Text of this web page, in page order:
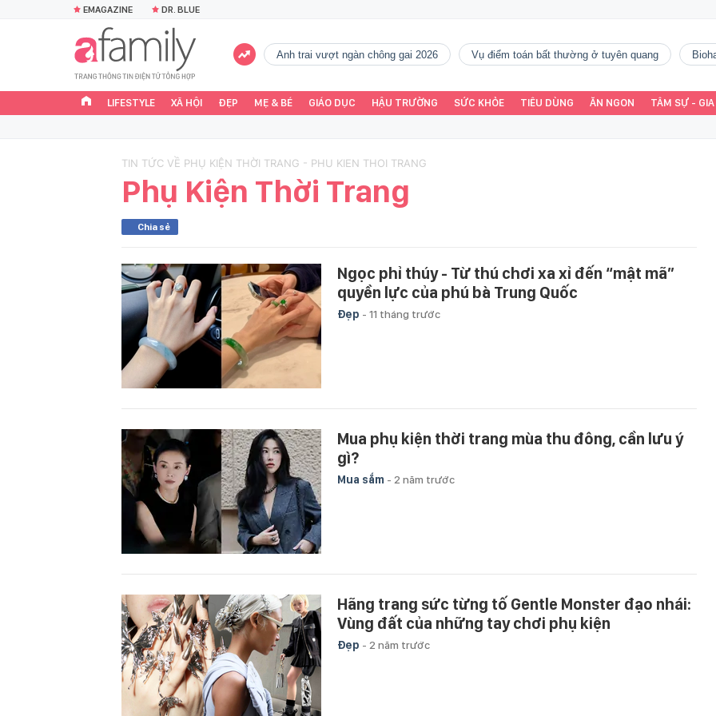
EMAGAZINE DR. BLUE
Anh trai vượt ngàn chông gai 2026 vụ điểm toán bất thường ở tuyên quang
LIFESTYLE XÃ HỘI ĐẸP MẸ & BÉ GIÁO DỤC HẬU TRƯỜNG SỨC KHỎE TIÊU DÙNG ĂN NGON TÂM SỰ -
TIN TỨC VỀ PHỤ KIỆN THỜI TRANG - PHU KIEN THOI TRANG
Phụ Kiện Thời Trang
Chia sẻ
Ngọc phỉ thúy - Từ thú chơi xa xỉ đến “mật mã”
quyền lực của phú bà Trung Quốc
Đẹp - 11 tháng trước
Mua phụ kiện thời trang mùa thu đông, cần lưu ý
gì?
Mua sắm - 2 năm trước
Hãng trang sức từng tố Gentle Monster đạo nhái:
Vùng đất của những tay chơi phụ kiện
Đẹp - 2 năm trước